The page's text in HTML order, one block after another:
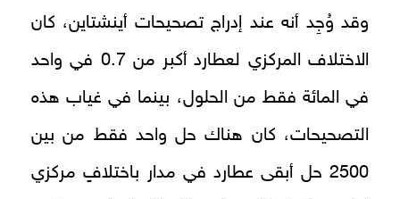
وقد وُجِد أنه عند إدراج تصحيحات أينشتاين، كان
الاختلاف المركزي لعطارد أكبر من 0.7 في واحد
في المائة فقط من الحلول، بينما في غياب هذه
التصحيحات، كان هناك حل واحد فقط من بين
2500 حل أبقى عطارد في مدار باختلافٍ مركزي